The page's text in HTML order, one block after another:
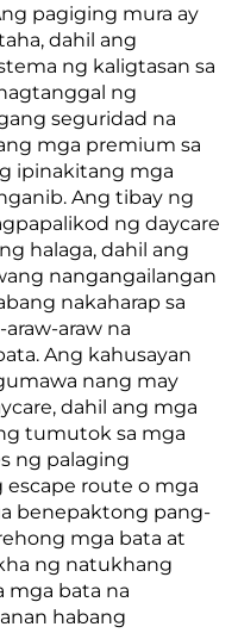
pagiging mura ay
dahil ang
ng kaligtasan sa
ng
seguridad na
mga premium sa
ipinakitang mga
Ang tibay ng
ng daycare
halaga, dahil ang
nangangailangan
nakaharap sa
araw na
Ang kahusayan
nang may
dahil ang mga
tumutok sa mga
ng palaging
route o mga
benepaktong pang-
mga bata at
ng natukhang
mga bata na
habang